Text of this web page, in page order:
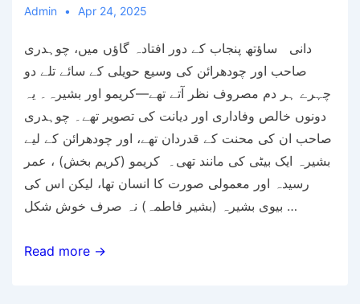
Admin Apr 24, 2025
دانی ساؤتھ پنجاب کے دور افتادہ گاؤں میں، چوہدری
صاحب اور چودھرائن کی وسیع حویلی کے سائے تلے دو
چہرے ہر دم مصروف نظر آتے تھے—کریمو اور بشیرہ۔ یہ
دونوں خالص وفاداری اور دیانت کی تصویر تھے۔ چوہدری
صاحب ان کی محنت کے قدردان تھے، اور چودھرائن کے لیے
بشیرہ ایک بیٹی کی مانند تھی۔ کریمو (کریم بخش) ، عمر
رسیدہ اور معمولی صورت کا انسان تھا، لیکن اس کی
بیوی بشیرہ (بشیر فاطمہ) نہ صرف خوش شکل …
دانی
Read more →